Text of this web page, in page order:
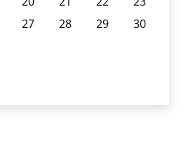
27 28 29
30